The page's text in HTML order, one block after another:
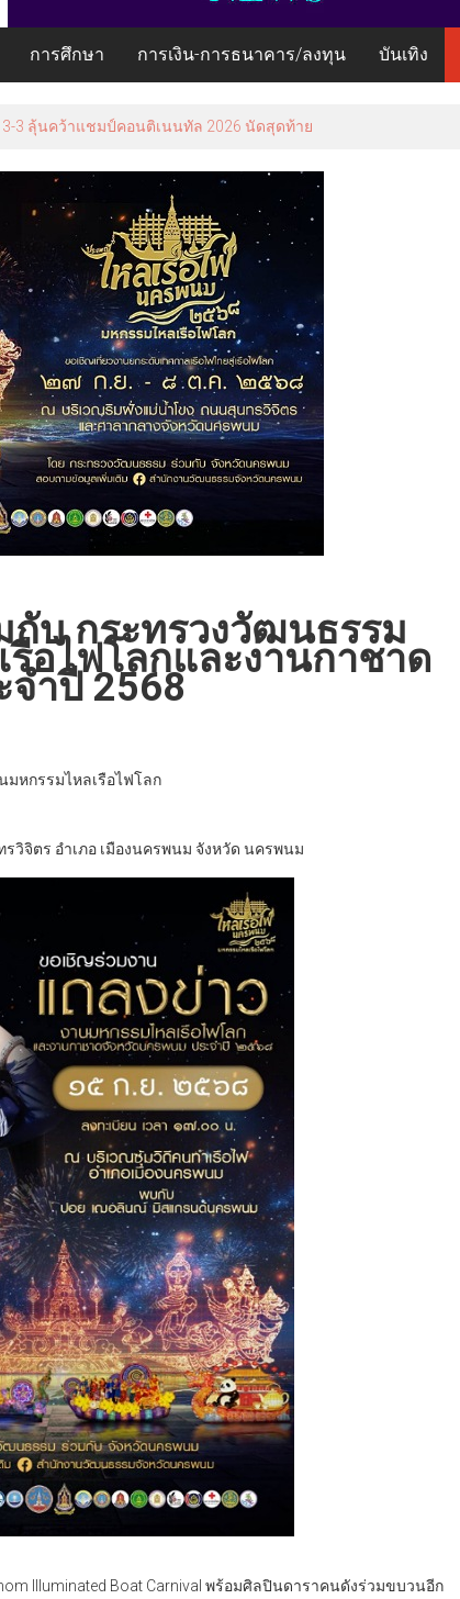
การศึกษา การเงิน-การธนาคาร/ลงทุน บันเทิง
3-3 ลุ้นคว้าแชมป์คอนติเนนทัล 2026 นัดสุดท้าย
บ กระทรวงวัฒนธรรม
อไฟโลกและงานกาชาด
ำปี 2568
หกรรมไหลเรือไฟโลก
วิจิตร อำเภอ เมืองนครพนม จังหวัด นครพนม
Illuminated Boat Carnival พร้อมศิลปินดาราคนดังร่วมขบวนอีก